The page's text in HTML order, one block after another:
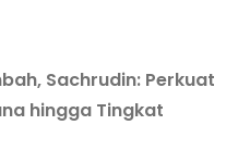
Sachrudin: Perkuat
hingga Tingkat